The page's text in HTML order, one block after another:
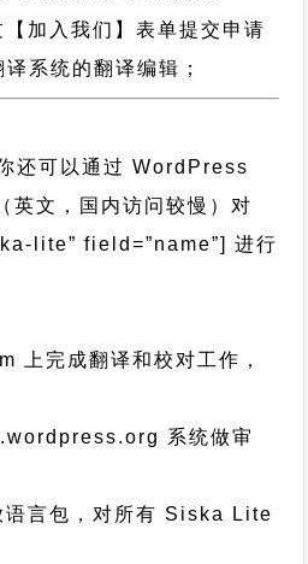
加入我们】表单提交申请
系统的翻译编辑；
还可以通过WordPress
文，国内访问较慢）对
lite” field=”name”]进行
上完成翻译和校对工作，
系统做审
语言包，对所有 Siska Lite